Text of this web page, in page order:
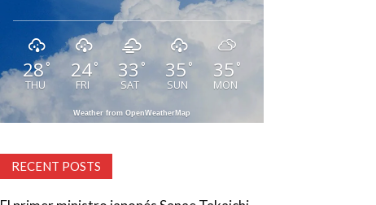
28°
THU
24°
FRI
33 °
SAT
35 °
SUN
35 °
MON
Weather from OpenWeatherMap
RECENT POSTS